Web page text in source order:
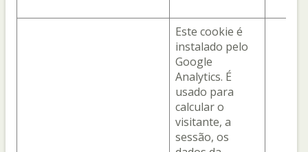
Este cookie é
instalado pelo
Google
Analytics. É
usado para
calcular o
visitante, a
sessão, os